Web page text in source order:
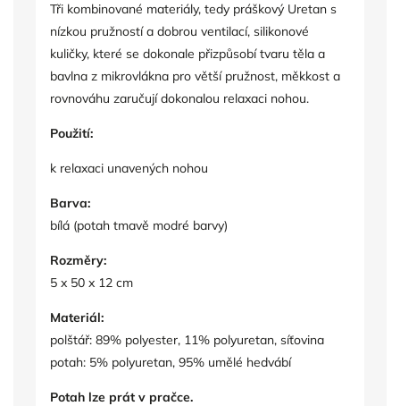
Tři kombinované materiály, tedy práškový Uretan s
nízkou pružností a dobrou ventilací, silikonové
kuličky, které se dokonale přizpůsobí tvaru těla a
bavlna z mikrovlákna pro větší pružnost, měkkost a
rovnováhu zaručují dokonalou relaxaci nohou.
Použití:
k relaxaci unavených nohou
Barva:
bílá (potah tmavě modré barvy)
Rozměry:
5 x 50 x 12 cm
Materiál:
polštář: 89% polyester, 11% polyuretan, síťovina
potah: 5% polyuretan, 95% umělé hedvábí
Potah lze prát v pračce.